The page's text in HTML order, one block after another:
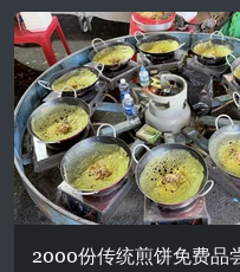
2000份传统煎饼免费品